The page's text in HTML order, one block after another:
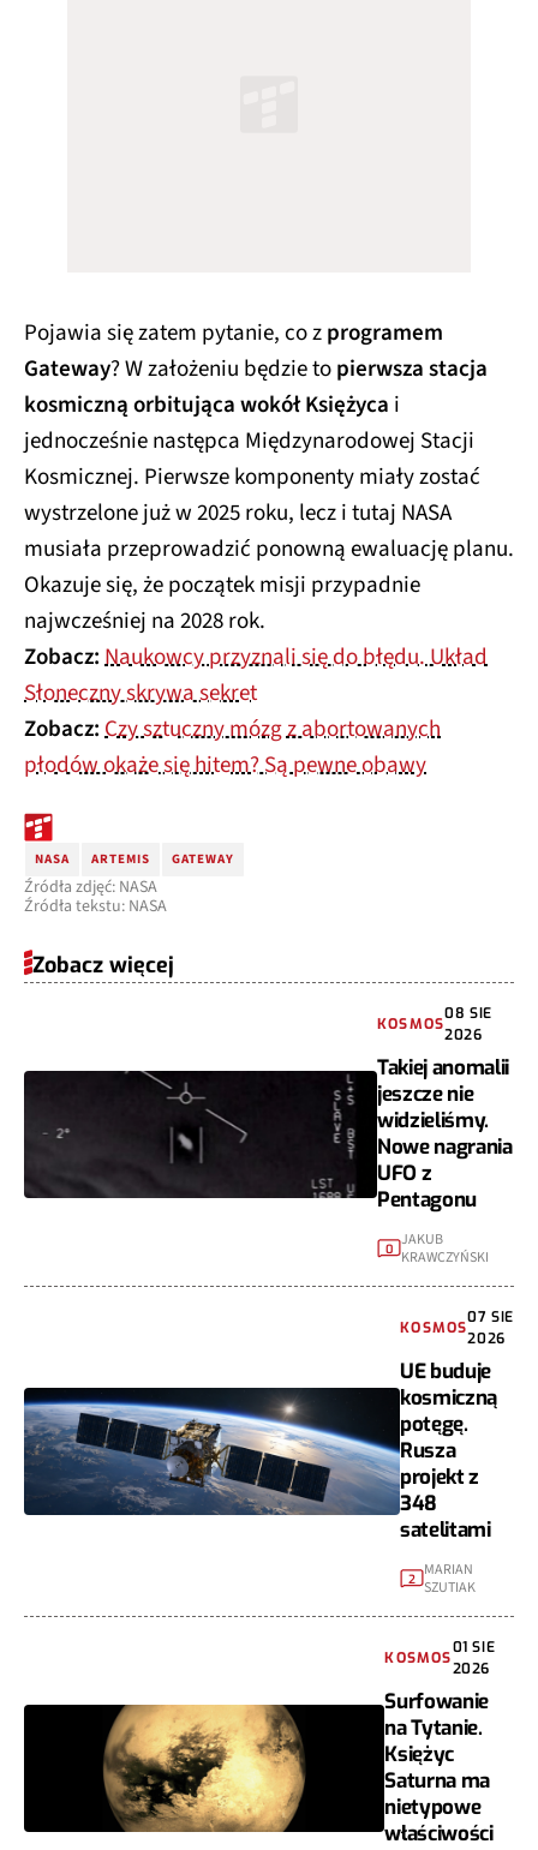
Pojawia się zatem pytanie, co zprogramem
Gateway? W założeniu będzie topierwsza stacja
kosmiczną orbitująca wokół Księżyca i
jednocześnie następca Międzynarodowej Stacji
Kosmicznej. Pierwsze komponenty miały zostać
wystrzelone już w 2025 roku, lecz i tutaj NASA
musiała przeprowadzić ponowną ewaluację planu.
Okazuje się, że początek misji przypadnie
najwcześniej na 2028 rok.
Zobacz:Naukowcy przyznali się do błędu. Układ
Słoneczny skrywa sekret
Zobacz:Czy sztuczny mózg z abortowanych
płodów okaże się hitem? Są pewne obawy
NASA ARTEMIS GATEWAY
Źródła zdjęć: NASA
Źródła tekstu: NASA
Zobacz więcej
KOSMOS
08 SIE
2026
Takiej anomalii
jeszcze nie
widzieliśmy.
Nowe nagrania
UFO z
Pentagonu
0 JAKUB
KRAWCZYŃSKI
KOSMOS
07 SIE
2026
UE buduje
kosmiczną
potęgę.
Rusza
projekt z
348
satelitami
2
MARIAN
SZUTIAK
KOSMOS
01 SIE
2026
Surfowanie
na Tytanie.
Księżyc
Saturna ma
nietypowe
właściwości